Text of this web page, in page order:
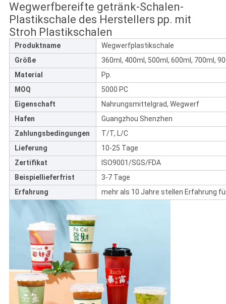
Wegwerfbereifte getränk-Schalen-
Plastikschale des Herstellers pp. mit
Stroh Plastikschalen
Produktname
Wegwerfplastikschale
Größe
360ml, 400ml, 500ml, 600ml, 700ml,
Material
Pp.
MOQ
5000 PC
Eigenschaft
Nahrungsmittelgrad, Wegwerf
Hafen
Guangzhou Shenzhen
Zahlungsbedingungen
T/T, L/C
Lieferung
10-25 Tage
Zertifikat
ISO9001/SGS/FDA
Beispiellieferfrist
3-7 Tage
Erfahrung
mehr als 10 Jahre stellen Erfahrung